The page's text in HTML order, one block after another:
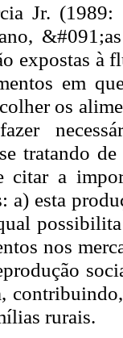
Jr. (1989:
expostas à
em
os
tratando
citar a
a) esta
nos
rurais.